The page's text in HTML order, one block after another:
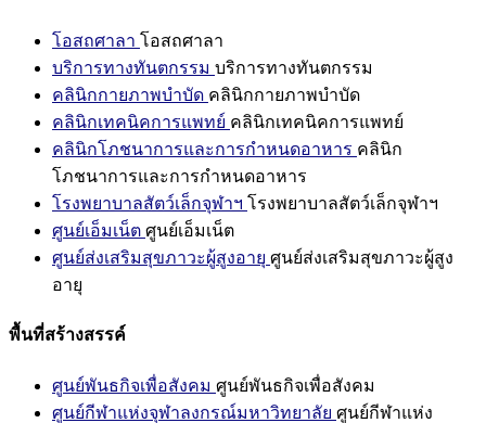
โอสถศาลา โอสถศาลา
บริการทางทันตกรรม บริการทางทันตกรรม
คลินิกกายภาพบำบัด คลินิกกายภาพบำบัด
คลินิกเทคนิคการแพทย์ คลินิกเทคนิคการแพทย์
คลินิกโภชนาการและการกำหนดอาหาร คลินิก
โภชนาการและการกำหนดอาหาร
โรงพยาบาลสัตว์เล็กจุฬาฯ โรงพยาบาลสัตว์เล็กจุฬาฯ
ศูนย์เอ็มเน็ต ศูนย์เอ็มเน็ต
ศูนย์ส่งเสริมสุขภาวะผู้สูงอายุ ศูนย์ส่งเสริมสุขภาวะผู้สูง
อายุ
พื้นที่สร้างสรรค์
ศูนย์พันธกิจเพื่อสังคม ศูนย์พันธกิจเพื่อสังคม
ศูนย์กีฬาแห่งจุฬาลงกรณ์มหาวิทยาลัย ศูนย์กีฬาแห่ง